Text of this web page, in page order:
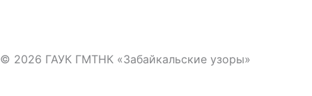
© 2026 ГАУК ГМТНК «Забайкальские узоры»